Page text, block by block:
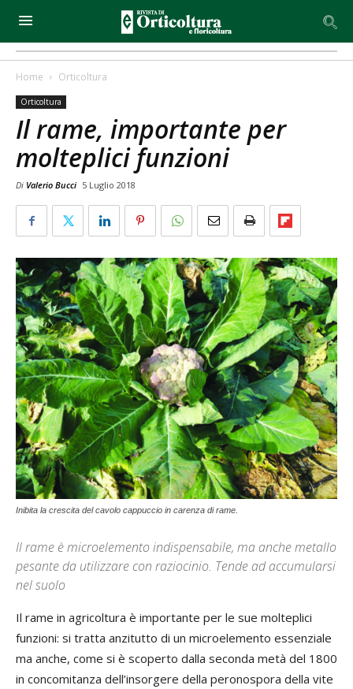
Home Orticoltura
Orticoltura
Il rame, importante per
molteplici funzioni
Di Valerio Bucci 5 Luglio 2018
Inibita la crescita del cavolo cappuccio in carenza di rame.
Il rame è microelemento indispensabile, ma anche metallo
pesante da utilizzare con raziocinio. Tende ad accumularsi
nel suolo
Il rame in agricoltura è importante per le sue molteplici
funzioni: si tratta anzitutto di un microelemento essenziale
ma anche, come si è scoperto dalla seconda metà del 1800
in concomitanza dell’insorgere della peronospora della vite